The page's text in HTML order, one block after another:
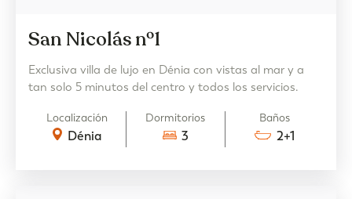
San Nicolás nº1
Exclusiva villa de lujo en Dénia con vistas al mar y a
tan solo 5 minutos del centro y todos los servicios.
Localización
Dénia
Dormitorios
3
Baños
2+1